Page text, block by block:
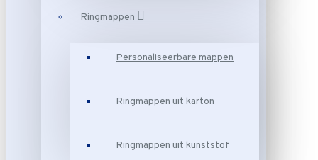
Ringmappen
Personaliseerbare mappen
Ringmappen uit karton
Ringmappen uit kunststof